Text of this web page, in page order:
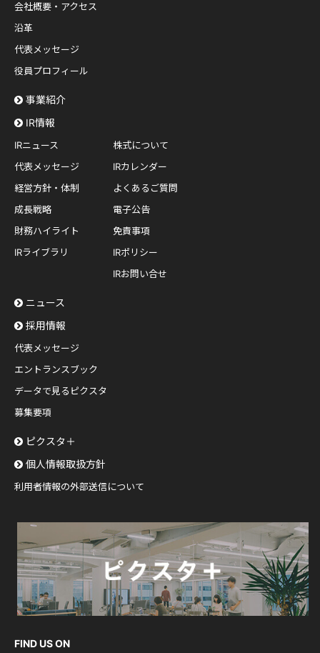
会社概要・アクセス
沿革
代表メッセージ
役員プロフィール
事業紹介
IR情報
IRニュース
代表メッセージ
経営方針・体制
成長戦略
財務ハイライト
IRライブラリ
株式について
IRカレンダー
よくあるご質問
電子公告
免責事項
IRポリシー
IRお問い合せ
ニュース
採用情報
代表メッセージ
エントランスブック
データで見るピクスタ
募集要項
ピクスタ＋
個人情報取扱方針
利用者情報の外部送信について
FIND US ON